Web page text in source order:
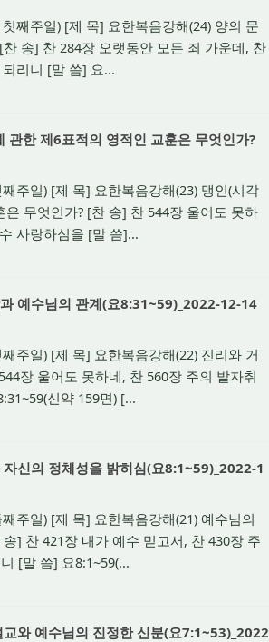
째주일) [제 목] 요한복음강해(24) 양의 문
송] 찬 284장 오랫동안 모든 죄 가운데, 찬
리니 [말 씀] 요...
한 제6표적의 영적인 교훈은 무엇인가?
주일) [제 목] 요한복음강해(23) 맹인(시각
무엇인가? [찬 송] 찬 544장 울어도 못하
사랑하심을 [말 씀]...
예수님의 관계(요8:31~59)_2022-12-14
주일) [제 목] 요한복음강해(22) 진리와 거
장 울어도 못하네, 찬 560장 주의 발자취
신약 159면) [...
신의 정체성을 밝히심(요8:1~59)_2022-1
주일) [제 목] 요한복음강해(21) 예수님의
] 찬 421장 내가 예수 믿고서, 찬 430장 주
[말 씀] 요8:1~59(...
와 예수님의 진정한 신분(요7:1~53)_2022